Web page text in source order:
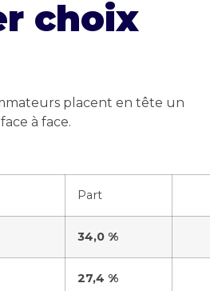
choix
placent en tête un
à face.
Part
34,0 %
27,4 %